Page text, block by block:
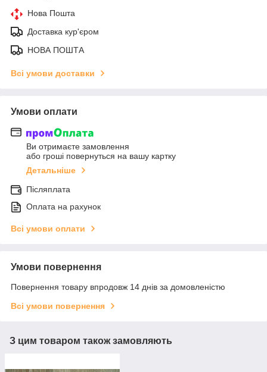
Нова Пошта
Доставка кур'єром
НОВА ПОШТА
Всі умови доставки
Умови оплати
Ви отримаєте замовлення
або гроші повернуться на вашу картку
Детальніше
Післяплата
Оплата на рахунок
Всі умови оплати
Умови повернення
Повернення товару впродовж 14 днів за домовленістю
Всі умови повернення
З цим товаром також замовляють